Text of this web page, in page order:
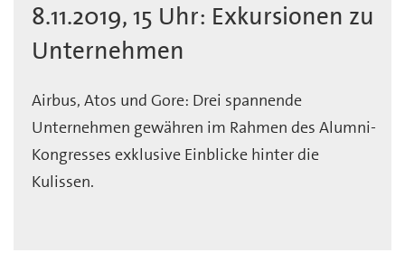
8.11.2019, 15 Uhr: Exkursionen zu
Unternehmen
Airbus, Atos und Gore: Drei spannende
Unternehmen gewähren im Rahmen des Alumni-
Kongresses exklusive Einblicke hinter die
Kulissen.